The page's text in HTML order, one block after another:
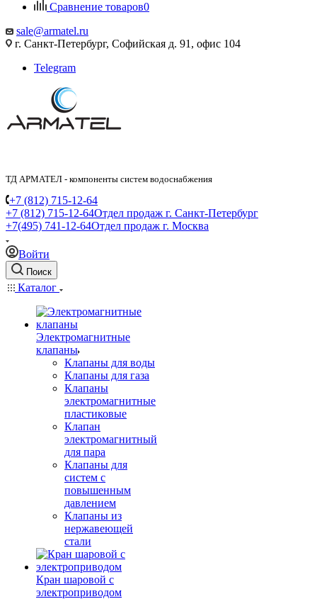
Сравнение товаров0
sale@armatel.ru
г. Санкт-Петербург, Софийская д. 91, офис 104
Telegram
ТД АРМАТЕЛ - компоненты систем водоснабжения
+7 (812) 715-12-64
+7 (812) 715-12-64Отдел продаж г. Санкт-Петербург
+7(495) 741-12-64Отдел продаж г. Москва
Войти
Поиск
Каталог
Электромагнитные
клапаны
Клапаны для воды
Клапаны для газа
Клапаны
электромагнитные
пластиковые
Клапан
электромагнитный
для пара
Клапаны для
систем с
повышенным
давлением
Клапаны из
нержавеющей
стали
Кран шаровой с
электроприводом